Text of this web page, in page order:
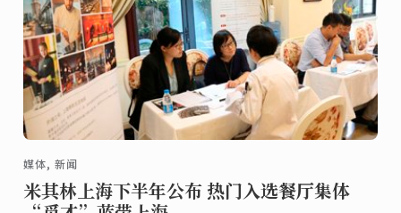
媒体, 新闻
米其林上海下半年公布 热门入选餐厅集体